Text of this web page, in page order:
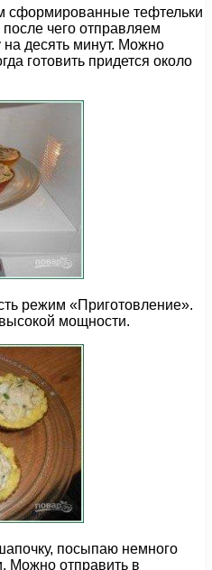
сформированные тефтельки
чего отправляем
десять минут. Можно
готовить придется около
режим «Приготовление».
мощности.
посыпаю немного
Можно отправить в